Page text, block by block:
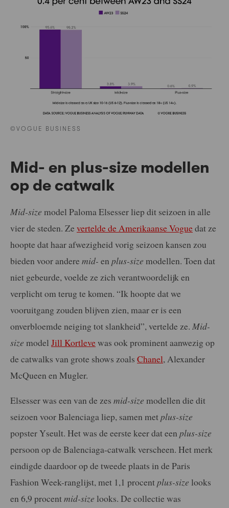
©VOGUE BUSINESS
Mid- en plus-size modellen
op de catwalk
Mid-size model Paloma Elsesser liep dit seizoen in alle
vier de steden. Ze vertelde de Amerikaanse Voguedat ze
hoopte dat haar afwezigheid vorig seizoen kansen zou
bieden voor andere mid- en plus-size modellen. Toen dat
niet gebeurde, voelde ze zich verantwoordelijk en
verplicht om terug te komen. “Ik hoopte dat we
vooruitgang zouden blijven zien, maar er is een
onverbloemde neiging tot slankheid”, vertelde ze. Mid-
size model Jill Kortlevewas ook prominent aanwezig op
de catwalks van grote shows zoals Chanel, Alexander
McQueen en Mugler.
Elsesser was een van de zes mid-size modellen die dit
seizoen voor Balenciaga liep, samen metplus-size
popster Yseult. Het was de eerste keer dat een plus-size
persoon op de Balenciaga-catwalk verscheen. Het merk
eindigde daardoor op de tweede plaats in de Paris
Fashion Week-ranglijst, met 1,1 procentplus-size looks
en 6,9 procentmid-size looks. De collectie was